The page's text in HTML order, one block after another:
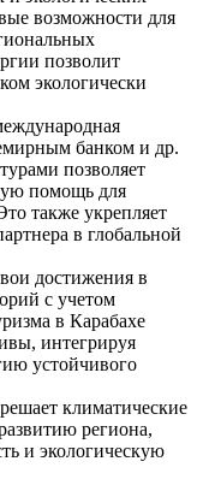
возможности для
позволит
экологически
банком и др.
позволяет
помощь для
также укрепляет
в глобальной
достижения в
с учетом
в Карабахе
интегрируя
устойчивого
климатические
региона,
и экологическую